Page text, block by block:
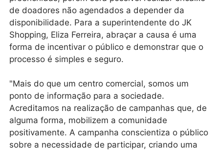
de doadores não agendados a depender da
disponibilidade. Para a superintendente do JK
Shopping, Eliza Ferreira, abraçar a causa é uma
forma de incentivar o público e demonstrar que o
processo é simples e seguro.
"Mais do que um centro comercial, somos um
ponto de informação para a sociedade.
Acreditamos na realização de campanhas que, de
alguma forma, mobilizem a comunidade
positivamente. A campanha conscientiza o público
sobre a necessidade de participar, criando uma